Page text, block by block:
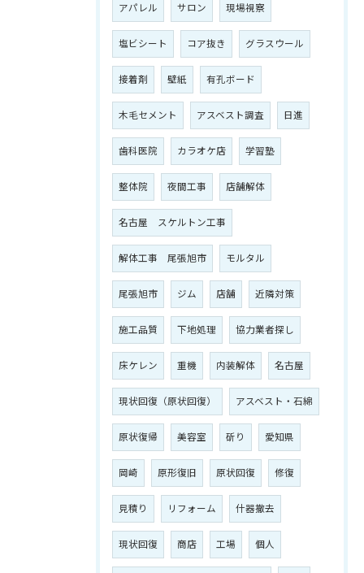
アパレル サロン 現場視察
塩ビシート コア抜き グラスウール
接着剤 壁紙 有孔ボード
木毛セメント アスベスト調査 日進
歯科医院 カラオケ店 学習塾
整体院 夜間工事 店舗解体
名古屋 スケルトン工事
解体工事 尾張旭市 モルタル
尾張旭市 ジム 店舗 近隣対策
施工品質 下地処理 協力業者探し
床ケレン 重機 内装解体 名古屋
現状回復（原状回復） アスベスト・石綿
原状復帰 美容室 斫り 愛知県
岡崎 原形復旧 原状回復 修復
見積り リフォーム 什器撤去
現状回復 商店 工場 個人